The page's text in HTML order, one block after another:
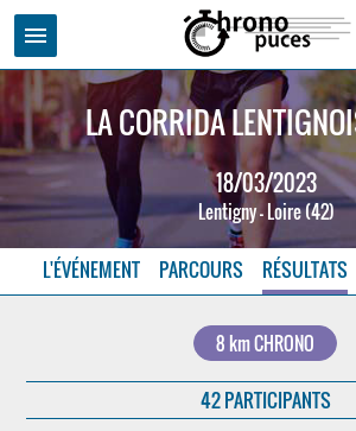
menu
LA CORRIDA
18/03/2023
Lentigny - Loire (42)
L'ÉVÉNEMENT PARCOURS RÉSULTATS
8 km CHRONO
42 PARTICIPANTS